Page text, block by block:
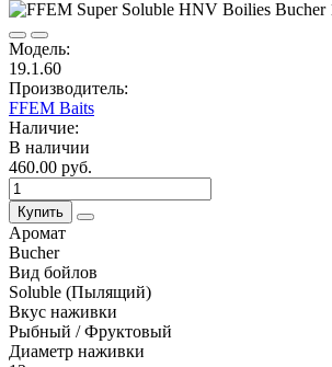
Модель:
19.1.60
Производитель:
FFEM Baits
Наличие:
В наличии
460.00 руб.
Купить
Аромат
Bucher
Вид бойлов
Soluble (Пылящий)
Вкус наживки
Рыбный / Фруктовый
Диаметр наживки